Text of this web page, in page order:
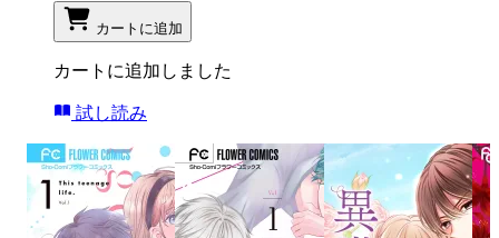
カートに追加
カートに追加しました
試し読み